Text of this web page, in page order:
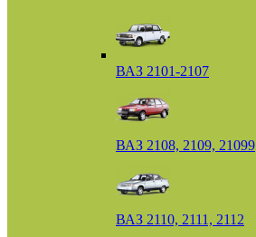
ВАЗ 2101-2107
ВАЗ 2108, 2109, 21099
ВАЗ 2110, 2111, 2112